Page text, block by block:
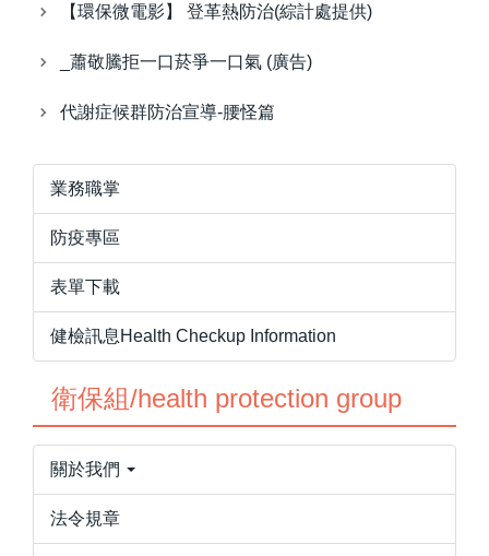
【環保微電影】 登革熱防治(綜計處提供)
_蕭敬騰拒一口菸爭一口氣 (廣告)
代謝症候群防治宣導-腰怪篇
業務職掌
防疫專區
表單下載
健檢訊息Health Checkup Information
衛保組/health protection group
關於我們
法令規章